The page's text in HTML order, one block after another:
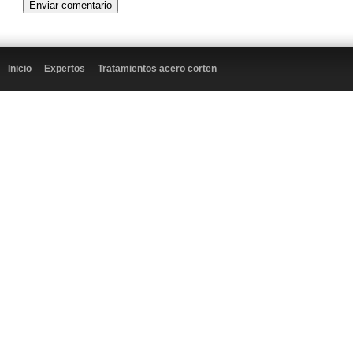
Inicio Expertos Tratamientos acero corten